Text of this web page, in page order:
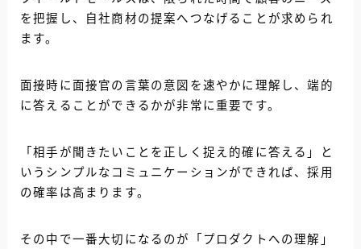
を把握し、自社商材の提案へつなげることが求められ
ます。
面接時に面接官の言葉の意図を速やかに理解し、端的
に答えることができるかが非常に重要です。
「相手が聞きたいことを正しく捉え的確に答える」と
いうシンプルなコミュニケーションができれば、採用
の確率は高まります。
その中で一番大切になるのが「プロダクトへの理解」